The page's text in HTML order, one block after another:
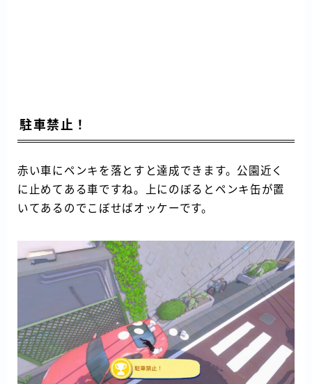
駐車禁止！
赤い車にペンキを落とすと達成できます。公園近く
に止めてある車ですね。上にのぼるとペンキ缶が置
いてあるのでこぼせばオッケーです。